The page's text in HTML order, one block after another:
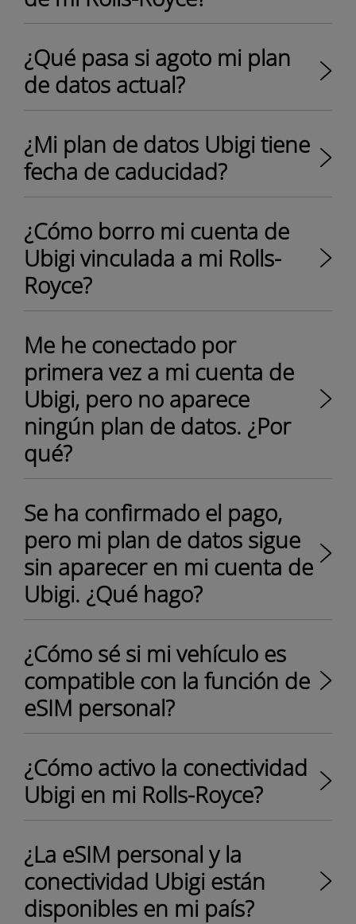
¿Qué pasa si agoto mi plan
de datos actual?
¿Mi plan de datos Ubigi tiene
fecha de caducidad?
¿Cómo borro mi cuenta de
Ubigi vinculada a mi Rolls-
Royce?
Me he conectado por
primera vez a mi cuenta de
Ubigi, pero no aparece
ningún plan de datos. ¿Por
qué?
Se ha confirmado el pago,
pero mi plan de datos sigue
sin aparecer en mi cuenta de
Ubigi. ¿Qué hago?
¿Cómo sé si mi vehículo es
compatible con la función de
eSIM personal?
¿Cómo activo la conectividad
Ubigi en mi Rolls-Royce?
¿La eSIM personal y la
conectividad Ubigi están
disponibles en mi país?